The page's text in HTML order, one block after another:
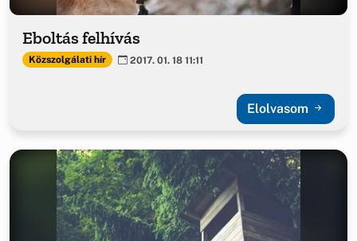
Eboltás felhívás
Közszolgálati hír 2017. 01. 18 11:11
Elolvasom